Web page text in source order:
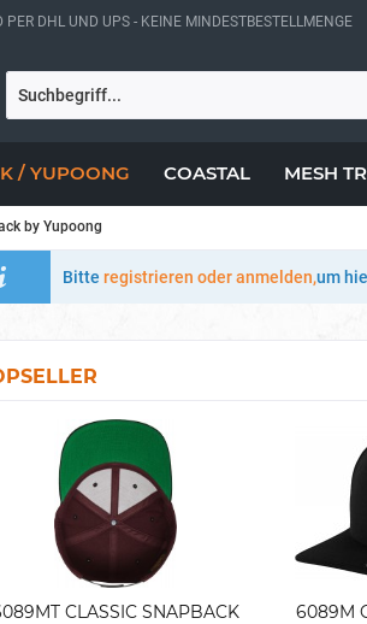
PER DHL UND UPS - KEINE MINDESTBESTELLMENGE
/ YUPOONG COASTAL MESH
by Yupoong
Bitte registrieren oder anmelden,um
CLASSIC SNAPBACK
6089M